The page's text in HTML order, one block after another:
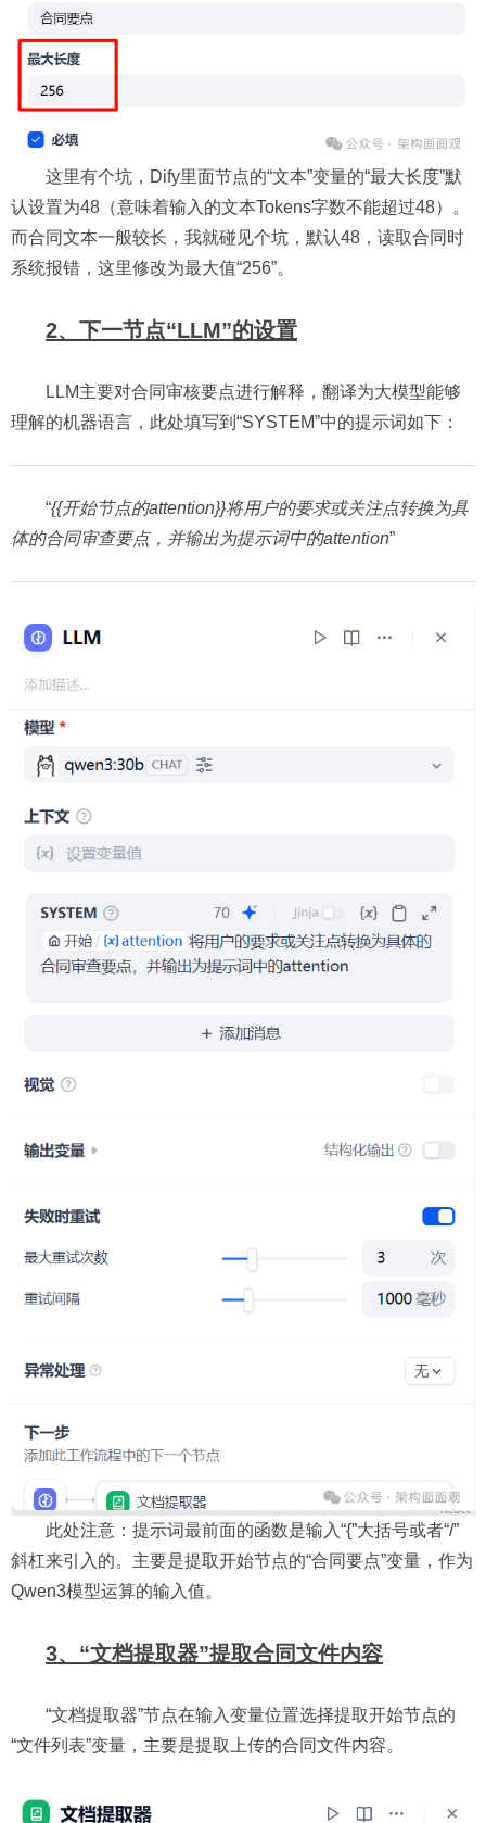
这里有个坑，Dify里面节点的“文本”变量的“最大长度”默
认设置为48（意味着输入的文本Tokens字数不能超过48）。
而合同文本一般较长，我就碰见个坑，默认48，读取合同时
系统报错，这里修改为最大值“256”。
2、下一节点“LLM”的设置
LLM主要对合同审核要点进行解释，翻译为大模型能够
理解的机器语言，此处填写到“SYSTEM”中的提示词如下：
“{{开始节点的attention}}将用户的要求或关注点转换为具
体的合同审查要点，并输出为提示词中的attention”
此处注意：提示词最前面的函数是输入“{”大括号或者“/”
斜杠来引入的。主要是提取开始节点的“合同要点”变量，作为
Qwen3模型运算的输入值。
3、“文档提取器”提取合同文件内容
“文档提取器”节点在输入变量位置选择提取开始节点的
“文件列表”变量，主要是提取上传的合同文件内容。